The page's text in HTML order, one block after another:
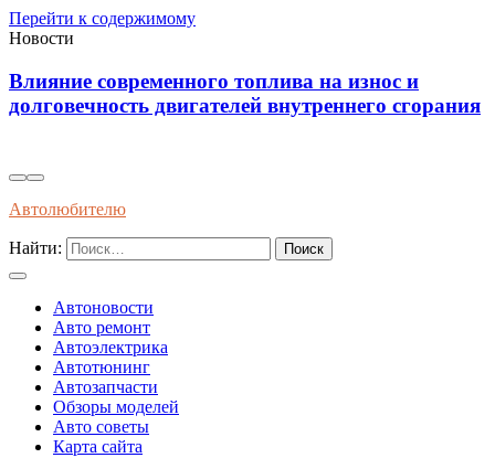
Перейти к содержимому
Новости
Влияние современного топлива на износ и
долговечность двигателей внутреннего сгорания
Автолюбителю
Найти:
Автоновости
Авто ремонт
Автоэлектрика
Автотюнинг
Автозапчасти
Обзоры моделей
Авто советы
Карта сайта